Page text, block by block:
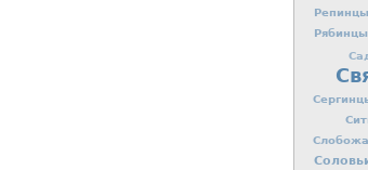
Репинцы
Рябинцы